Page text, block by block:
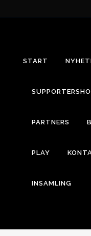
START
PARTNERS
PLAY
INSAMLING